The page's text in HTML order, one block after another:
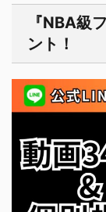
『NBA級
ント！